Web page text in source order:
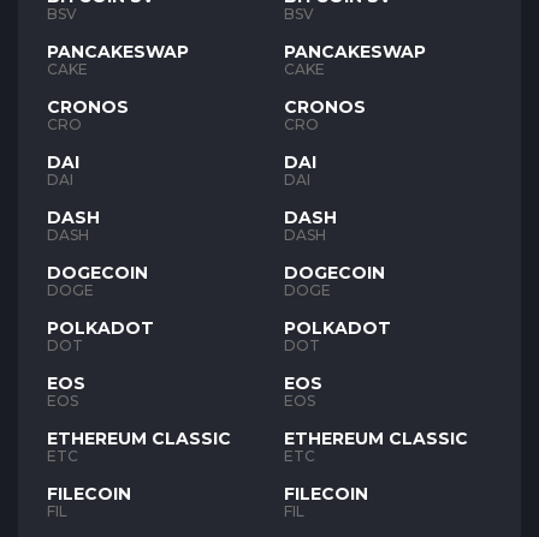
BSV
PANCAKESWAP
CAKE
CRONOS
CRO
DAI
DAI
DASH
DASH
DOGECOIN
DOGE
POLKADOT
DOT
EOS
EOS
ETHEREUM CLASSIC
ETC
FILECOIN
FIL
BSV
PANCAKESWAP
CAKE
CRONOS
CRO
DAI
DAI
DASH
DASH
DOGECOIN
DOGE
POLKADOT
DOT
EOS
EOS
ETHEREUM CLASSIC
ETC
FILECOIN
FIL